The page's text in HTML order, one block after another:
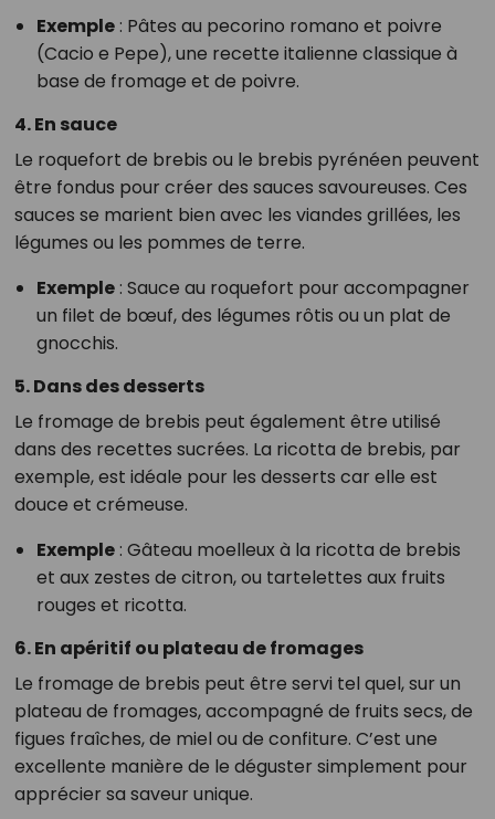
Exemple: Pâtes au pecorino romano et poivre
(Cacio e Pepe), une recette italienne classique à
base de fromage et de poivre.
4. En sauce
Le roquefort de brebis ou le brebis pyrénéen peuvent
être fondus pour créer des sauces savoureuses. Ces
sauces se marient bien avec les viandes grillées, les
légumes ou les pommes de terre.
Exemple: Sauce au roquefort pour accompagner
un filet de bœuf, des légumes rôtis ou un plat de
gnocchis.
5. Dans des desserts
Le fromage de brebis peut également être utilisé
dans des recettes sucrées. La ricotta de brebis, par
exemple, est idéale pour les desserts car elle est
douce et crémeuse.
Exemple: Gâteau moelleux à la ricotta de brebis
et aux zestes de citron, ou tartelettes aux fruits
rouges et ricotta.
6. En apéritif ou plateau de fromages
Le fromage de brebis peut être servi tel quel, sur un
plateau de fromages, accompagné de fruits secs, de
figues fraîches, de miel ou de confiture. C’est une
excellente manière de le déguster simplement pour
apprécier sa saveur unique.